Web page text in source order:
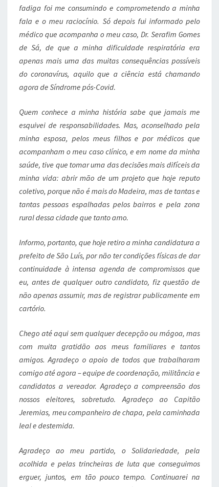
fadiga foi me consumindo e comprometendo a minha
fala e o meu raciocínio. Só depois fui informado pelo
médico que acompanha o meu caso, Dr. Serafim Gomes
de Sá, de que a minha dificuldade respiratória era
apenas mais uma das muitas consequências possíveis
do coronavírus, aquilo que a ciência está chamando
agora de Síndrome pós-Covid.
Quem conhece a minha história sabe que jamais me
esquivei de responsabilidades. Mas, aconselhado pela
minha esposa, pelos meus filhos e por médicos que
acompanham o meu caso clínico, e em nome da minha
saúde, tive que tomar uma das decisões mais difíceis da
minha vida: abrir mão de um projeto que hoje reputo
coletivo, porque não é mais do Madeira, mas de tantas e
tantas pessoas espalhadas pelos bairros e pela zona
rural dessa cidade que tanto amo.
Informo, portanto, que hoje retiro a minha candidatura a
prefeito de São Luís, por não ter condições físicas de dar
continuidade à intensa agenda de compromissos que
eu, antes de qualquer outro candidato, fiz questão de
não apenas assumir, mas de registrar publicamente em
cartório.
Chego até aqui sem qualquer decepção ou mágoa, mas
com muita gratidão aos meus familiares e tantos
amigos. Agradeço o apoio de todos que trabalharam
comigo até agora – equipe de coordenação, militância e
candidatos a vereador. Agradeço a compreensão dos
nossos eleitores, sobretudo. Agradeço ao Capitão
Jeremias, meu companheiro de chapa, pela caminhada
leal e destemida.
Agradeço ao meu partido, o Solidariedade, pela
acolhida e pelas trincheiras de luta que conseguimos
erguer, juntos, em tão pouco tempo. Continuarei na